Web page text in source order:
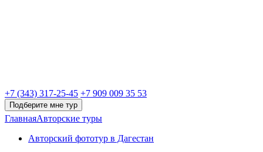
+7 (343) 317-25-45 +7 909 009 35 53
Подберите мне тур
ГлавнаяАвторские туры
Авторский фототур в Дагестан